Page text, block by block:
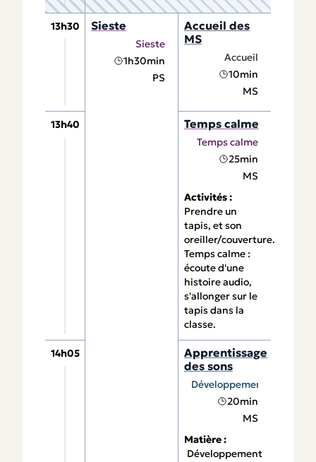
13h30 Sieste
Sieste
1h30min
PS
Accueil des
MS
Accueil
10min
MS
13h40 Temps calme
Temps calme
25min
MS
Activités :
Prendre un
tapis, et son
oreiller/couverture.
Temps calme :
écoute d'une
histoire audio,
s'allonger sur le
tapis dans la
classe.
14h05
Apprentissage
des sons
Développement et
20min
MS
Matière :
Développement